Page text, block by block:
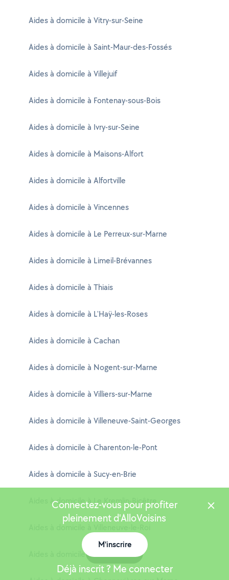
Aides à domicile à Vitry-sur-Seine
Aides à domicile à Saint-Maur-des-Fossés
Aides à domicile à Villejuif
Aides à domicile à Fontenay-sous-Bois
Aides à domicile à Ivry-sur-Seine
Aides à domicile à Maisons-Alfort
Aides à domicile à Alfortville
Aides à domicile à Vincennes
Aides à domicile à Le Perreux-sur-Marne
Aides à domicile à Limeil-Brévannes
Aides à domicile à Thiais
Aides à domicile à L'Haÿ-les-Roses
Aides à domicile à Cachan
Aides à domicile à Nogent-sur-Marne
Aides à domicile à Villiers-sur-Marne
Aides à domicile à Villeneuve-Saint-Georges
Aides à domicile à Charenton-le-Pont
Aides à domicile à Sucy-en-Brie
Aides à domicile à Le Kremlin-Bicêtre
Aides à domicile à Villeneuve-le-Roi
Aides à domicile à Arcueil
Connectez-vous pour profiter
pleinement d'AlloVoisins
M'inscrire
Déjà inscrit ? Me connecter